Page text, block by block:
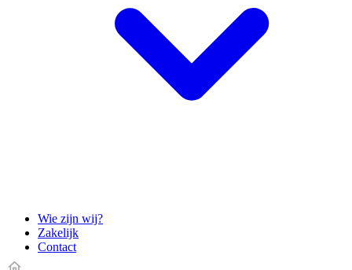
Wie zijn wij?
Zakelijk
Contact